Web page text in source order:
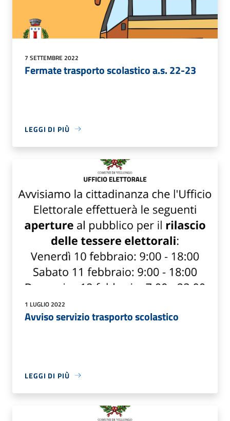
7 SETTEMBRE 2022
Fermate trasporto scolastico a.s. 22-23
LEGGI DI PIÙ
1 LUGLIO 2022
Avviso servizio trasporto scolastico
LEGGI DI PIÙ